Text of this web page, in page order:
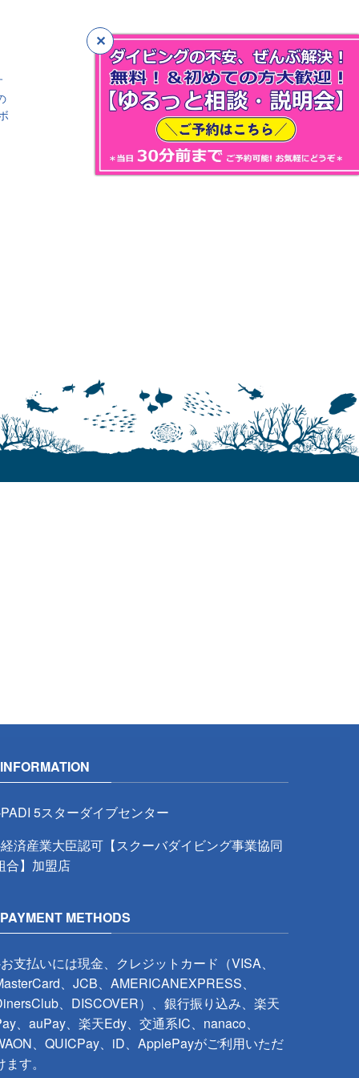
INFORMATION
5スターダイブセンター
済産業大臣認可【スクーバダイビング事業協同
合】加盟店
PAYMENT METHODS
支払いには現金、クレジットカード（VISA、
、JCB、AMERICANEXPRESS、
、DISCOVER）、銀行振り込み、楽天
、auPay、楽天Edy、交通系IC、nanaco、
、QUICPay、iD、ApplePayがご利用いただ
ます。